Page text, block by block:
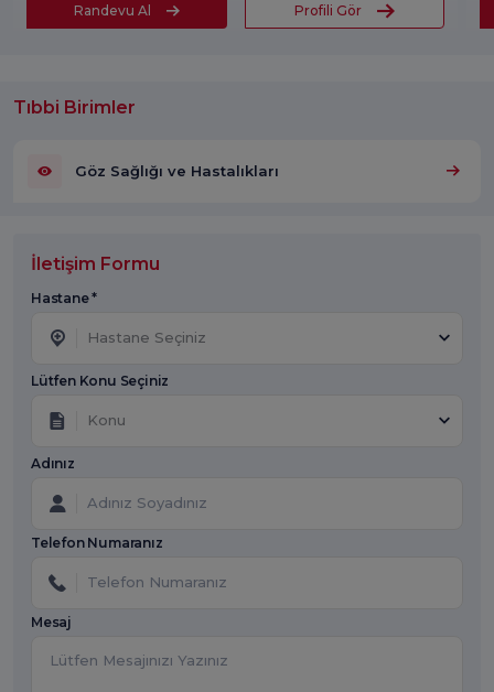
Randevu Al Profili Gör
Tıbbi Birimler
Göz Sağlığı ve Hastalıkları
İletişim Formu
Hastane *
Hastane Seçiniz
Lütfen Konu Seçiniz
Konu
Adınız
Telefon Numaranız
Mesaj